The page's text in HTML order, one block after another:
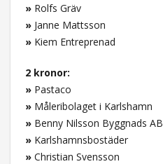
» Rolfs Gräv
» Janne Mattsson
» Kiem Entreprenad
2 kronor:
» Pastaco
» Måleribolaget i Karlshamn
» Benny Nilsson Byggnads AB
» Karlshamnsbostäder
» Christian Svensson